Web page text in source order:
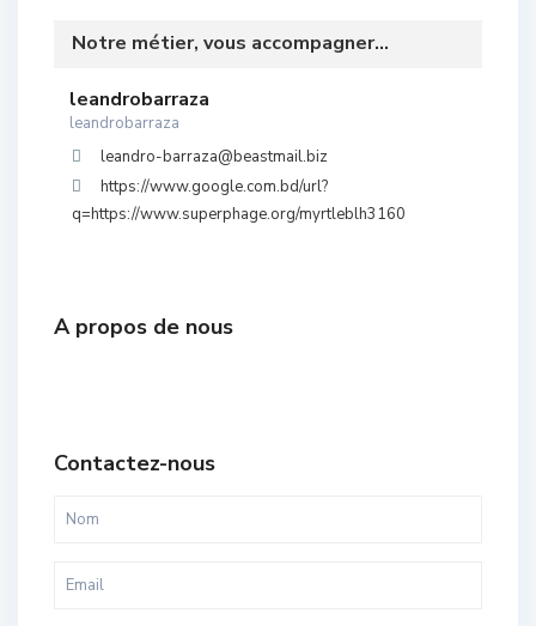
Notre métier, vous accompagner...
leandrobarraza
leandrobarraza
leandro-barraza@beastmail.biz
https://www.google.com.bd/url?
q=https://www.superphage.org/myrtleblh3160
A propos de nous
Contactez-nous